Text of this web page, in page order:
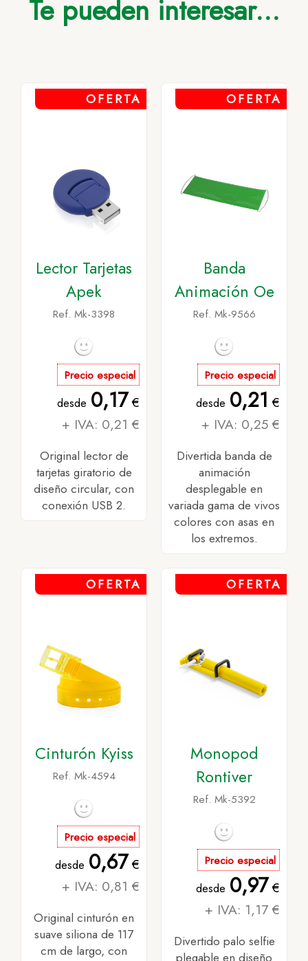
Te pueden interesar...
OFERTA
Lector Tarjetas
Apek
Ref. Mk-3398
Precio especial
desde 0,17 €
+ IVA: 0,21 €
Original lector de
tarjetas giratorio de
diseño circular, con
conexión USB 2.
OFERTA
Banda
Animación Oe
Ref. Mk-9566
Precio especial
desde 0,21 €
+ IVA: 0,25 €
Divertida banda de
animación
desplegable en
variada gama de vivos
colores con asas en
los extremos.
OFERTA
Cinturón Kyiss
Ref. Mk-4594
Precio especial
desde 0,67 €
+ IVA: 0,81 €
Original cinturón en
suave siliona de 117
cm de largo, con
OFERTA
Monopod
Rontiver
Ref. Mk-5392
Precio especial
desde 0,97 €
+ IVA: 1,17 €
Divertido palo selfie